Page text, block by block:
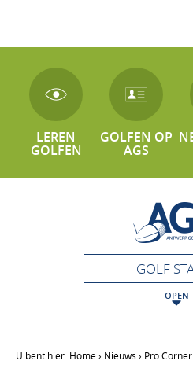
LEREN
GOLFEN
GOLFEN OP
AGS
GOLF
OPEN
U bent hier: Home› Nieuws › Pro Corner